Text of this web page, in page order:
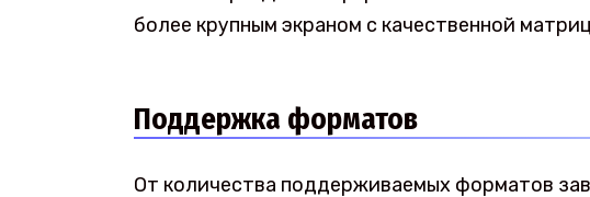
более крупным экраном с качественной
Поддержка форматов
От количества поддерживаемых форматов